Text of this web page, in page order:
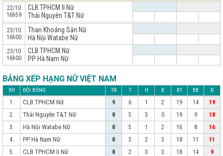
22/10
16h59
CLB TPHCM II Nữ
Thái Nguyên T&T Nữ
x
23/10
16h00
Than Khoáng Sản Nữ
Hà Nội Watabe Nữ
23/10
16h00
CLB TPHCM Nữ
PP Hà Nam Nữ
BẢNG XẾP HẠNG NỮ VIỆT NAM
XH ĐỘI BÓNG TR T H B BT BB Đ
1. CLB TPHCM Nữ 9 6 1 2 19 14
19
2.
Thái Nguyên T&T Nữ 8 5 3 0 19 9
18
3.
Hà Nội Watabe Nữ 8 5 1 2 16 8
16
4.
PP Hà Nam Nữ 8 3 2 3 18 11
11
5.
CLB TPHCM II Nữ 8 2 3 3 18 14
9